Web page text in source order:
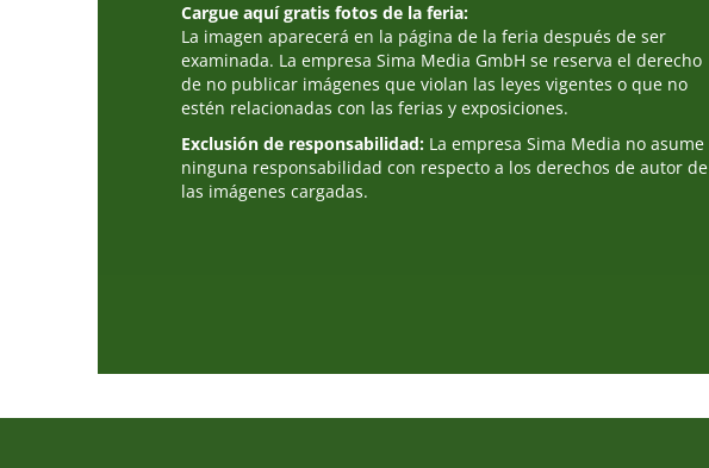
Cargue aquí gratis fotos de la feria:
La imagen aparecerá en la página de la feria después de ser
examinada. La empresa Sima Media GmbH se reserva el derecho
de no publicar imágenes que violan las leyes vigentes o que no
estén relacionadas con las ferias y exposiciones.
Exclusión de responsabilidad: La empresa Sima Media no asume
ninguna responsabilidad con respecto a los derechos de autor de
las imágenes cargadas.